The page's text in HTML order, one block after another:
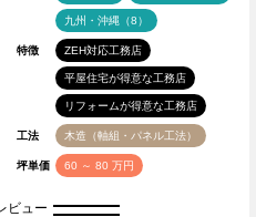
九州・沖縄（8）
特徴 ZEH対応工務店
平屋住宅が得意な工務店
リフォームが得意な工務店
工法 木造（軸組・パネル工法）
坪単価 60 ～ 80 万円
ビュー